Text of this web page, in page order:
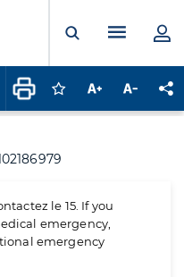
Ouvrir laMenu
Connectez-vous
Augmenter la
le 15. If you
emergency,
emergency